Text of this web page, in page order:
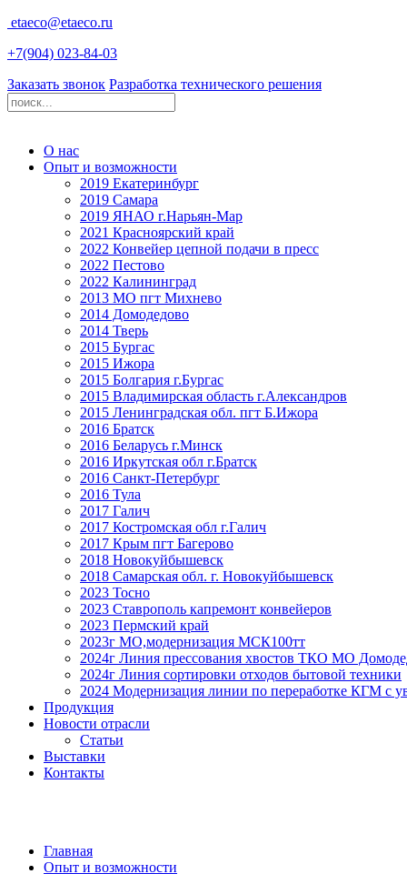
etaeco@etaeco.ru
+7(904) 023-84-03
Заказать звонок Разработка технического решения
О нас
Опыт и возможности
2019 Екатеринбург
2019 Самара
2019 ЯНАО г.Нарьян-Мар
2021 Красноярский край
2022 Конвейер цепной подачи в пресс
2022 Пестово
2022 Калининград
2013 МО пгт Михнево
2014 Домодедово
2014 Тверь
2015 Бургас
2015 Ижора
2015 Болгария г.Бургас
2015 Владимирская область г.Александров
2015 Ленинградская обл. пгт Б.Ижора
2016 Братск
2016 Беларусь г.Минск
2016 Иркутская обл г.Братск
2016 Санкт-Петербург
2016 Тула
2017 Галич
2017 Костромская обл г.Галич
2017 Крым пгт Багерово
2018 Новокуйбышевск
2018 Самарская обл. г. Новокуйбышевск
2023 Тосно
2023 Ставрополь капремонт конвейеров
2023 Пермский край
2023г МО,модернизация МСК100тт
2024г Линия прессования хвостов ТКО МО
2024г Линия сортировки отходов бытовой техники
2024 Модернизация линии по переработке КГМ с
Продукция
Новости отрасли
Статьи
Выставки
Контакты
Главная
Опыт и возможности